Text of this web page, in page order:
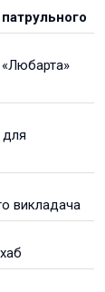
для
викладача